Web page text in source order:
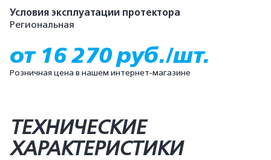
Условия эксплуатации протектора
Региональная
от 16 270 руб./шт.
Розничная цена в нашем интернет-магазине
ТЕХНИЧЕСКИЕ
ХАРАКТЕРИСТИКИ